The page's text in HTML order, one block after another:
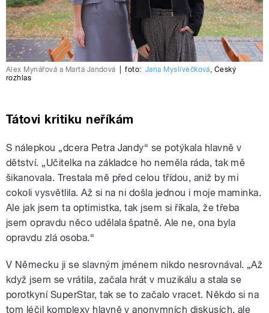
Alex Mynářová a Marta Jandová foto: Jana Myslivečková, Český
rozhlas
Tátovi kritiku neříkám
S nálepkou „dcera Petra Jandy“ se potýkala hlavně v
dětství. „Učitelka na základce ho neměla ráda, tak mě
šikanovala. Trestala mě před celou třídou, aniž by mi
cokoli vysvětlila. Až si na ni došla jednou i moje maminka.
Ale jak jsem ta optimistka, tak jsem si říkala, že třeba
jsem opravdu něco udělala špatně. Ale ne, ona byla
opravdu zlá osoba.“
V Německu ji se slavným jménem nikdo nesrovnával. „Až
když jsem se vrátila, začala hrát v muzikálu a stala se
porotkyní SuperStar, tak se to začalo vracet. Někdo si na
tom léčil komplexy hlavně v anonymních diskusích, ale